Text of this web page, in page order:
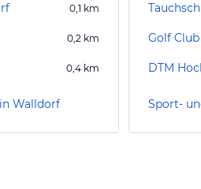
0,1 km
0,2 km
0,4 km
Walldorf
Golf Club
DTM